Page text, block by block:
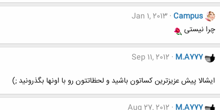
Campus
Jan 1, 2013
چرا نیستی
M.A777
Sep 11, 2012
ایشالا پیش عزیزترین کساتون باشید و لحظاتتون رو با اونها بگذرونید ;)